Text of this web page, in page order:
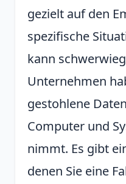
gezielt auf den
spezifische
kann
Unternehmen
gestohlene
Computer und
nimmt. Es gibt
denen Sie eine